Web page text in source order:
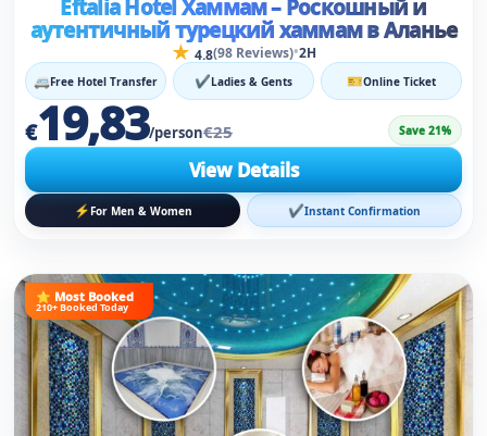
Eftalia Hotel Хаммам – Роскошный и
аутентичный турецкий хаммам в Аланье
★ 4.8(98 Reviews)•2H
🚐Free Hotel Transfer ✔Ladies & Gents 🎫Online Ticket
€19,83/person€25 Save 21%
View Details
⚡ For Men & Women ✔Instant Confirmation
⭐ Most Booked
210+ Booked Today